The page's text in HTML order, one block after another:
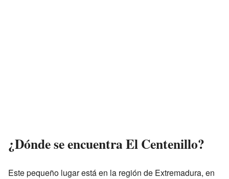
¿Dónde se encuentra El Centenillo?
Este pequeño lugar está en la región de Extremadura, en